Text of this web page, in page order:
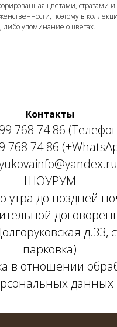
цветами, стразами
поэтому в
либо упоминание о цветах.
Контакты
768 74 86
768 74 86
ШОУРУМ
утра до поздней
д.33,
парковка)
в отношении
данных